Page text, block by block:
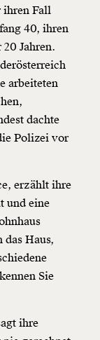
ihren Fall
40, ihren
Jahren.
arbeiteten
dachte
Polizei vor
erzählt ihre
und eine
das Haus,
Sie
ihre